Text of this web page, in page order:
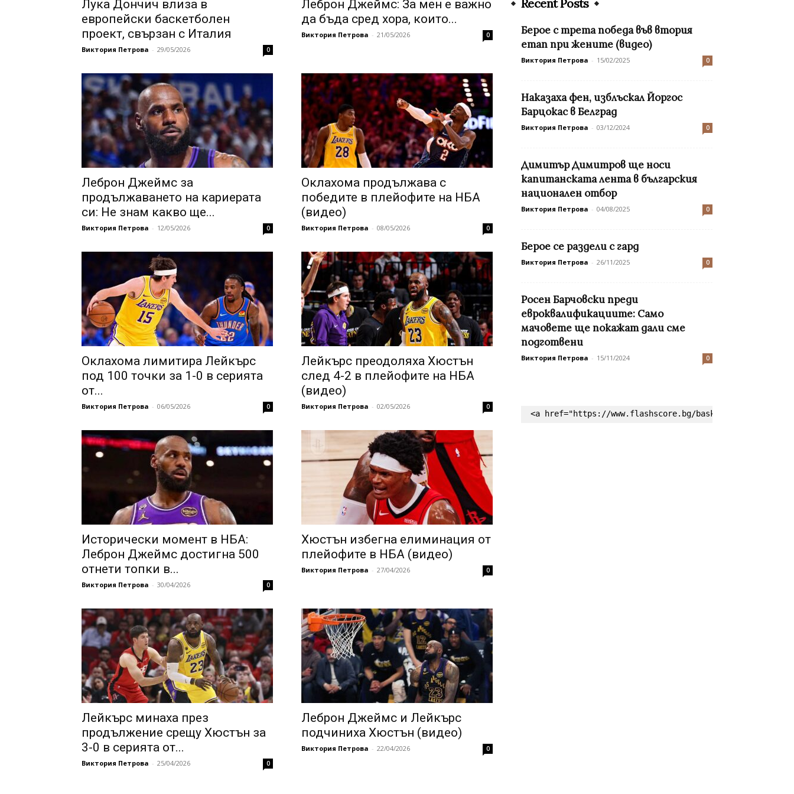
Лука Дончич влиза в
европейски баскетболен
проект, свързан с Италия
Виктория Петрова - 29/05/2026 0
Леброн Джеймс: За мен е важно
да бъда сред хора, които...
Виктория Петрова - 21/05/2026 0
Леброн Джеймс за
продължаването на кариерата
си: Не знам какво ще...
Виктория Петрова - 12/05/2026 0
Оклахома продължава с
победите в плейофите на НБА
(видео)
Виктория Петрова - 08/05/2026 0
Оклахома лимитира Лейкърс
под 100 точки за 1-0 в серията
от...
Виктория Петрова - 06/05/2026 0
Лейкърс преодоляха Хюстън
след 4-2 в плейофите на НБА
(видео)
Виктория Петрова - 02/05/2026 0
Исторически момент в НБА:
Леброн Джеймс достигна 500
отнети топки в...
Виктория Петрова - 30/04/2026 0
Хюстън избегна елиминация oт
плейофите в НБА (видео)
Виктория Петрова - 27/04/2026 0
Лейкърс минаха през
продължение срещу Хюстън за
3-0 в серията от...
Виктория Петрова - 25/04/2026 0
Леброн Джеймс и Лейкърс
подчиниха Хюстън (видео)
Виктория Петрова - 22/04/2026 0
Recent Posts
Берое с трета победа във втория
етап при жените (видео)
Виктория Петрова - 15/02/2025 0
Наказаха фен, изблъскал Йоргос
Барцокас в Белград
Виктория Петрова - 03/12/2024 0
Димитър Димитров ще носи
капитанската лента в българския
национален отбор
Виктория Петрова - 04/08/2025 0
Берое се раздели с гард
Виктория Петрова - 26/11/2025 0
Росен Барчовски преди
евроквалификациите: Само
мачовете ще покажат дали сме
подготвени
Виктория Петрова - 15/11/2024 0
<a href="https://www.flashscore.bg/basketball/"